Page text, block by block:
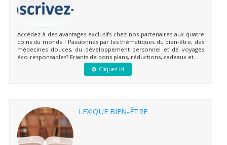
Accédez à des avantages exclusifs chez nos partenaires aux quatre
coins du monde ! Passionnés par les thématiques du bien-être, des
médecines douces, du développement personnel et de voyages
éco-responsables? Friants de bons plans, réductions, cadeaux et...
Cliquez ici
LEXIQUE BIEN-ÊTRE